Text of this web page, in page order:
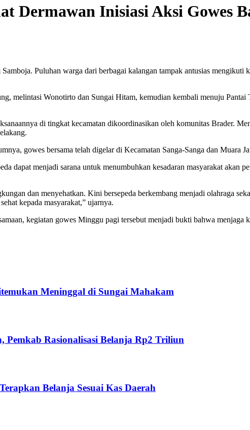
Dermawan Inisiasi Aksi Gowes
Puluhan warga dari berbagai kalangan tampak antusias mengikuti
melintasi Wonotirto dan Sungai Hitam, kemudian kembali menuju Pantai
di tingkat kecamatan dikoordinasikan oleh komunitas Brader.
gowes bersama telah digelar di Kecamatan Sanga-Sanga dan Muara
dapat menjadi sarana untuk menumbuhkan kesadaran masyarakat akan
dan menyehatkan. Kini bersepeda berkembang menjadi olahraga
kepada masyarakat,” ujarnya.
kegiatan gowes Minggu pagi tersebut menjadi bukti bahwa
Meninggal di Sungai Mahakam
Pemkab Rasionalisasi Belanja Rp2 Triliun
Belanja Sesuai Kas Daerah